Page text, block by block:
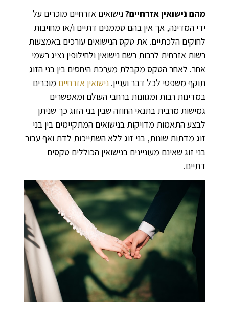
מהם נישואין אזרחיים?נישואים אזרחיים מוכרים על
ידי המדינה, אך אין בהם סממנים דתיים ו/או מחויבות
לחוקים הלכתיים. את טקס הנישואים עורכים באמצעות
רשות אזרחית לרבות רשם נישואין ולחילופין נציג רשמי
אחר. לאחר הטקס מקבלת מערכת היחסים בין בני הזוג
תוקף משפטי לכל דבר ועניין. נישואין אזרחיים מוכרים
במדינות רבות ומגוונות ברחבי העולם ומאפשרים
גמישות מרבית בתנאי החוזה שבין בני הזוג כך שניתן
לבצע התאמות מדויקות בנישואים המתקיימים בין בני
זוג מדתות שונות, בני זוג ללא השתייכות לדת ואף עבור
בני זוג שאינם מעוניינים בנישואין הכוללים טקסים
דתיים.